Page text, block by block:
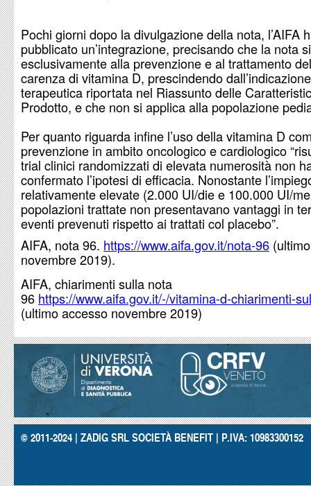
Pochi giorni dopo la divulgazione della nota, l’AIFA
pubblicato un’integrazione, precisando che la nota
esclusivamente alla prevenzione e al trattamento
carenza di vitamina D, prescindendo dall’indicazione
terapeutica riportata nel Riassunto delle
Prodotto, e che non si applica alla popolazione
Per quanto riguarda infine l’uso della vitamina D
prevenzione in ambito oncologico e cardiologico
trial clinici randomizzati di elevata numerosità non
confermato l’ipotesi di efficacia. Nonostante
relativamente elevate (2.000 UI/die e 100.000 UI/
popolazioni trattate non presentavano vantaggi in
eventi prevenuti rispetto ai trattati col placebo”.
AIFA, nota 96. https://www.aifa.gov.it/nota-96
novembre 2019).
AIFA, chiarimenti sulla nota
96 https://www.aifa.gov.it/-/vitamina-d-chiarimenti-
(ultimo accesso novembre 2019)
© 2011-2024 | ZADIG SRL SOCIETÀ BENEFIT | P.IVA: 10983300152